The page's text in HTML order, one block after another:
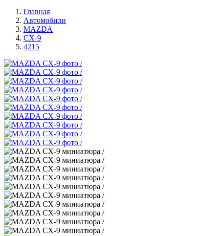
Главная
Автомобили
MAZDA
CX-9
4215